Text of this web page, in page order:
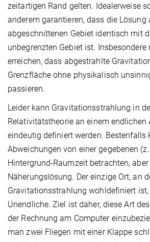
zeitartigen Rand gelten. Idealerweise
anderem garantieren, dass die Lösung
abgeschnittenen Gebiet identisch mit
unbegrenzten Gebiet ist. Insbesondere
erreichen, dass abgestrahlte
Grenzfläche ohne physikalisch
passieren.
Leider kann Gravitationsstrahlung in
Relativitätstheorie an einem endlichen
eindeutig definiert werden. Bestenfalls
Abweichungen von einer gegebenen
Hintergrund-Raumzeit betrachten,
Näherungslösung. Der einzige Ort, an
Gravitationsstrahlung wohldefiniert
Unendliche. Ziel ist daher, diese Art
der Rechnung am Computer
man zwei Fliegen mit einer Klappe